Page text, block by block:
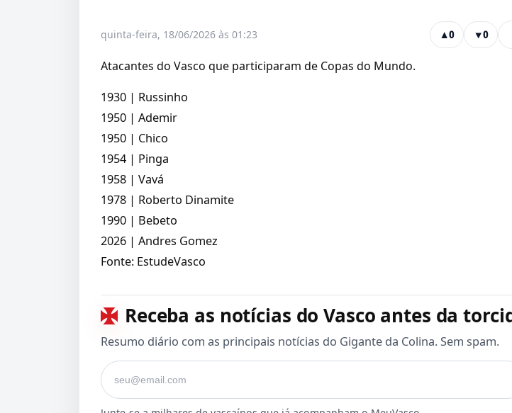
quinta-feira, 18/06/2026 às 01:23 ▲0 ▼0
Atacantes do Vasco que participaram de Copas do Mundo.
1930 | Russinho
1950 | Ademir
1950 | Chico
1954 | Pinga
1958 | Vavá
1978 | Roberto Dinamite
1990 | Bebeto
2026 | Andres Gomez
Fonte: EstudeVasco
Receba as notícias do Vasco antes da
Resumo diário com as principais notícias do Gigante da Colina. Sem spam.
Seu e-mail